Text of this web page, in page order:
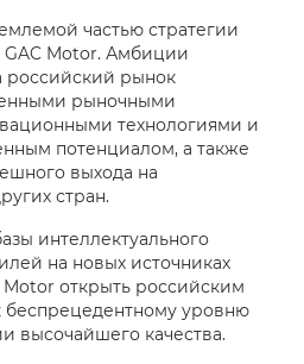
частью стратегии
Motor. Амбиции
российский рынок
рыночными
технологиями и
потенциалом, а также
выхода на
стран.
интеллектуального
на новых источниках
открыть российским
беспрецедентному уровню
высочайшего качества.